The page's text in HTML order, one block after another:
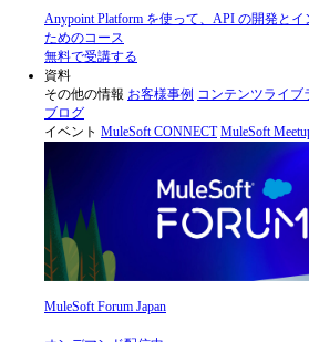
Anypoint Platform を使って、API の開発と
ためのコース
無料で受講する
資料
その他の情報 お客様事例 コンテンツライブ
ブログ
イベント MuleSoft CONNECT MuleSoft
MuleSoft Forum Japan